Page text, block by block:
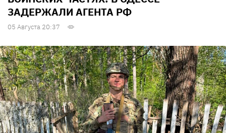
ЗАДЕРЖАЛИ АГЕНТА РФ
05 Августа 20:37